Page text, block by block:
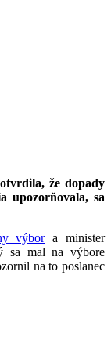
že dopady
upozorňovala, sa
výbora minister
sa mal na výbore
na to poslanec